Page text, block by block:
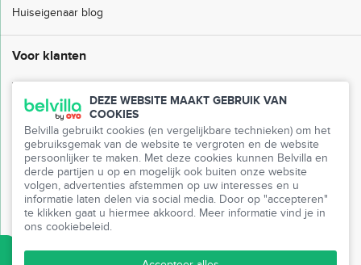
DEZE WEBSITE MAAKT GEBRUIK VAN
COOKIES
Belvilla gebruikt cookies (en vergelijkbare technieken) om het
gebruiksgemak van de website te vergroten en de website
persoonlijker te maken. Met deze cookies kunnen Belvilla en
derde partijen u op en mogelijk ook buiten onze website
volgen, advertenties afstemmen op uw interesses en u
informatie laten delen via social media. Door op "accepteren"
te klikken gaat u hiermee akkoord. Meer informatie vind je in
ons cookiebeleid.
Huiseigenaar blog
Voor klanten
Veelgestelde vragen
Klantenservice
Mijn Belvilla
Pers
Partnerprogramma